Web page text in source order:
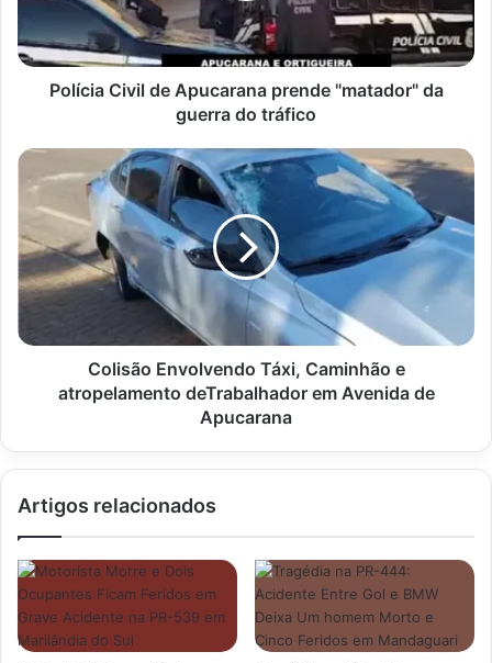
guerra
do
tráficoPolícia Civil de Apucarana prende "matador" da
guerra do tráfico
Colisão
Envolvendo
Táxi,
Caminhão
e
atropelamento
deTrabalhador
Avenida
Apucarana
Colisão Envolvendo Táxi, Caminhão e
atropelamento deTrabalhador em Avenida de
Apucarana
Artigos relacionados